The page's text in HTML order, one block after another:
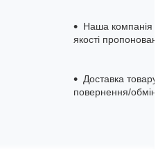
Наша компанія —
якості
Доставка товару
повернення/обмін